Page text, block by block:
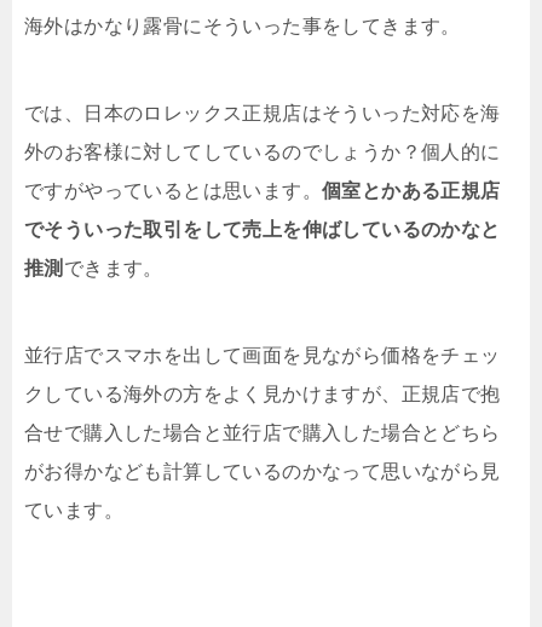
海外はかなり露骨にそういった事をしてきます。
では、日本のロレックス正規店はそういった対応を海
外のお客様に対してしているのでしょうか？個人的に
ですがやっているとは思います。 個室とかある正規店
でそういった取引をして売上を伸ばしているのかなと
推測 できます。
並行店でスマホを出して画面を見ながら価格をチェッ
クしている海外の方をよく見かけますが、正規店で抱
合せで購入した場合と並行店で購入した場合とどちら
がお得かなども計算しているのかなって思いながら見
ています。